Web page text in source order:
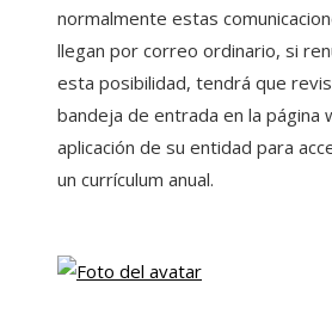
normalmente estas
llegan por correo ordinario, si
esta posibilidad, tendrá que
bandeja de entrada en la página
aplicación de su entidad para
un currículum anual.